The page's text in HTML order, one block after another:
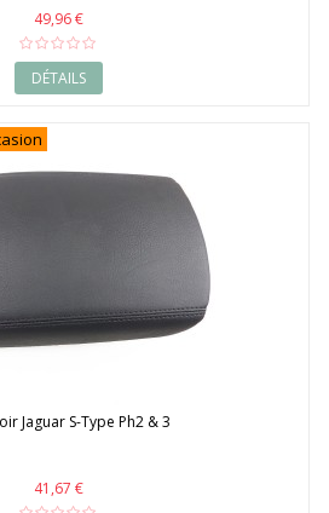
49,96 €
DÉTAILS
Jaguar S-Type Ph2 & 3
41,67 €